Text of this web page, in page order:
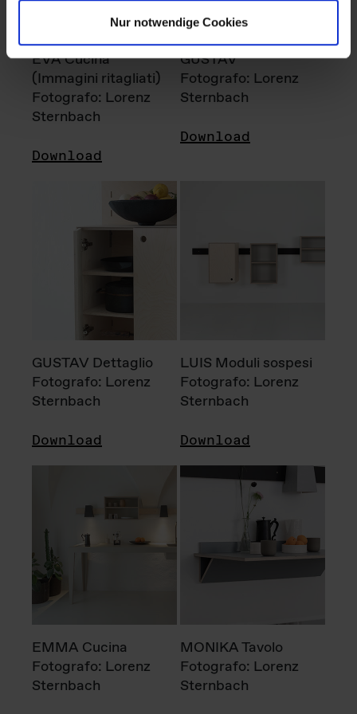
Nur notwendige Cookies
EVA Cucina
(Immagini ritagliati)
Fotografo: Lorenz
Sternbach
Download
GUSTAV
Fotografo: Lorenz
Sternbach
Download
GUSTAV Dettaglio
Fotografo: Lorenz
Sternbach
Download
LUIS Moduli sospesi
Fotografo: Lorenz
Sternbach
Download
EMMA Cucina
Fotografo: Lorenz
Sternbach
MONIKA Tavolo
Fotografo: Lorenz
Sternbach